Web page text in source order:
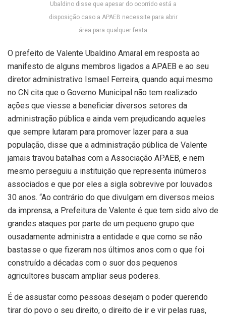
Ubaldino disse que apesar do ocorrido está a
disposição caso a APAEB necessite para abrir
área para qualquer festa
O prefeito de Valente Ubaldino Amaral em resposta ao
manifesto de alguns membros ligados a APAEB e ao seu
diretor administrativo Ismael Ferreira, quando aqui mesmo
no CN cita que o Governo Municipal não tem realizado
ações que viesse a beneficiar diversos setores da
administração pública e ainda vem prejudicando aqueles
que sempre lutaram para promover lazer para a sua
população, disse que a administração pública de Valente
jamais travou batalhas com a Associação APAEB, e nem
mesmo perseguiu a instituição que representa inúmeros
associados e que por eles a sigla sobrevive por louvados
30 anos. “Ao contrário do que divulgam em diversos meios
da imprensa, a Prefeitura de Valente é que tem sido alvo de
grandes ataques por parte de um pequeno grupo que
ousadamente administra a entidade e que como se não
bastasse o que fizeram nos últimos anos com o que foi
construído a décadas com o suor dos pequenos
agricultores buscam ampliar seus poderes.
É de assustar como pessoas desejam o poder querendo
tirar do povo o seu direito, o direito de ir e vir pelas ruas,